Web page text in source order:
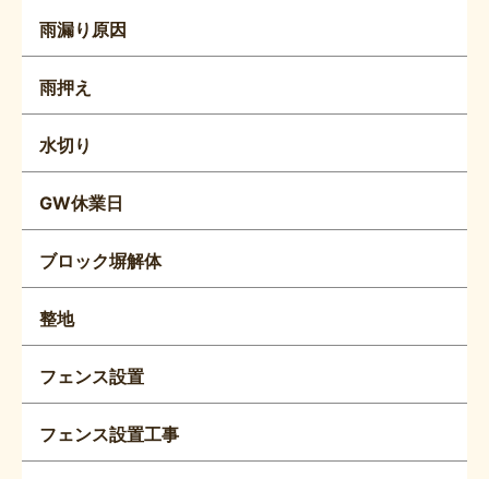
雨漏り原因
雨押え
水切り
GW休業日
ブロック塀解体
整地
フェンス設置
フェンス設置工事